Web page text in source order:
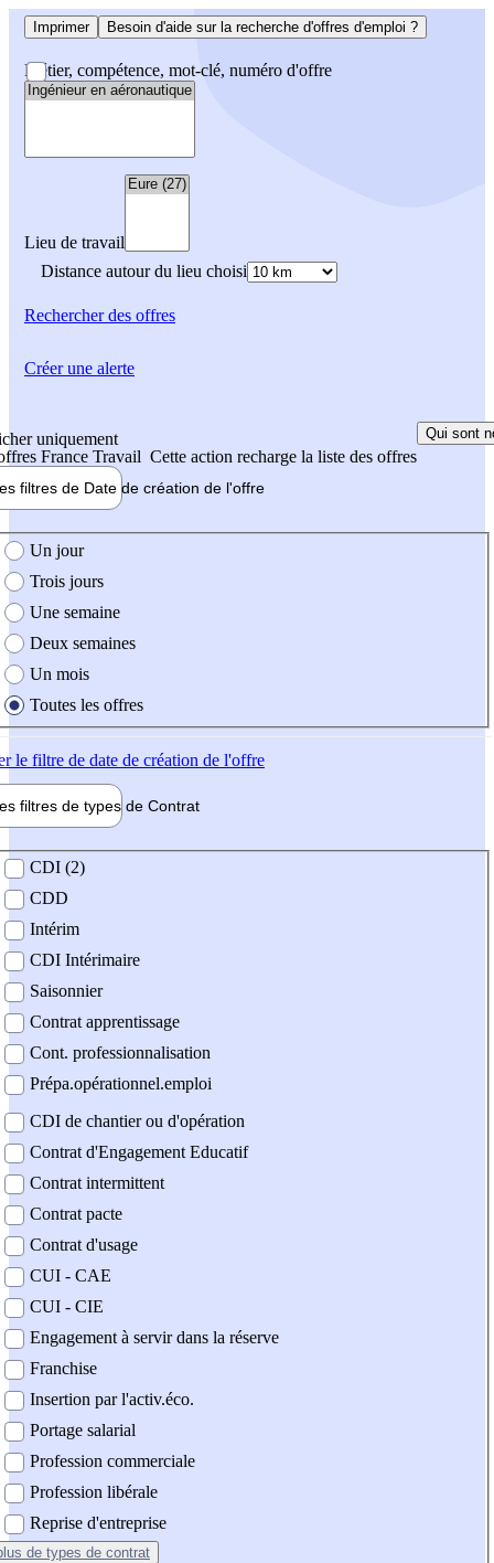
Imprimer Besoin d'aide sur la recherche d'offres d'emploi ?
Métier, compétence, mot-clé, numéro d'offre
Lieu de travail
Distance autour du lieu choisi
Rechercherdes offres
uniquement
France Travail Cette action recharge la liste des offres
Qui sont
filtres de Date de création de l'offre
création de l'offre
Un jour
Trois jours
Une semaine
Deux semaines
Un mois
Toutes les offres
le filtre de date de création de l'offre
filtres de types de Contrat
contrat
CDI (2)
CDD
Intérim
CDI Intérimaire
Saisonnier
Contrat apprentissage
Cont. professionnalisation
Prépa.opérationnel.emploi
CDI de chantier ou d'opération
Contrat d'Engagement Educatif
Contrat intermittent
Contrat pacte
Contrat d'usage
CUI - CAE
CUI - CIE
Engagement à servir dans la réserve
Franchise
Insertion par l'activ.éco.
Portage salarial
Profession commerciale
Profession libérale
Reprise d'entreprise
de types de contrat
Créer une alerte